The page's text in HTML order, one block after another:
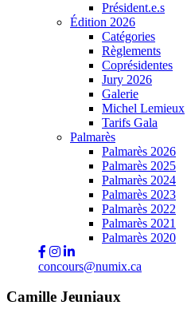
Président.e.s
Édition 2026
Catégories
Règlements
Coprésidentes
Jury 2026
Galerie
Michel Lemieux
Tarifs Gala
Palmarès
Palmarès 2026
Palmarès 2025
Palmarès 2024
Palmarès 2023
Palmarès 2022
Palmarès 2021
Palmarès 2020
concours@numix.ca
Camille Jeuniaux